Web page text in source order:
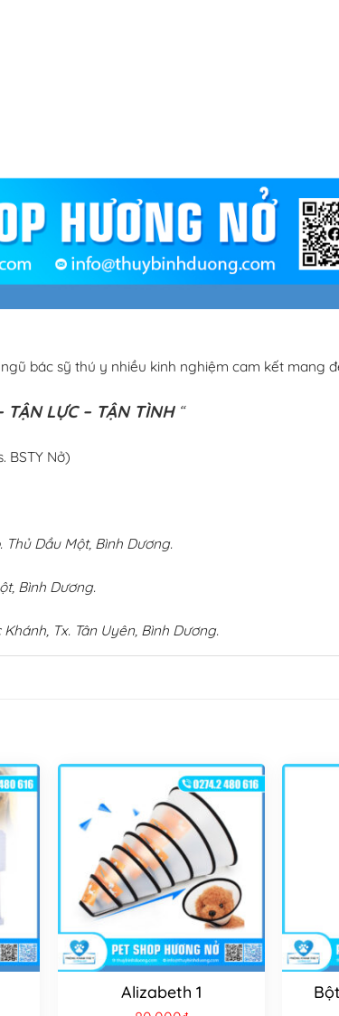
bác sỹ thú y nhiều kinh nghiệm cam kết mang
TẬN LỰC – TẬN TÌNH“
BSTY Nở)
Dầu Một, Bình Dương.
Bình Dương.
Tx. Tân Uyên, Bình Dương.
Alizabeth 1